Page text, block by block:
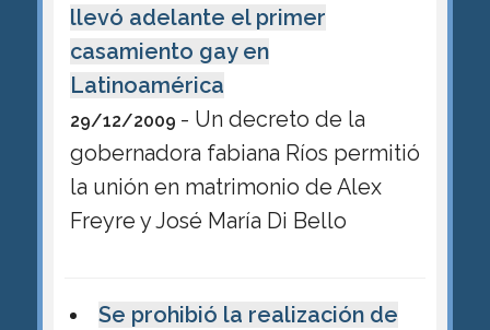
llevó adelante el primer
casamiento gay en
Latinoamérica
29/12/2009 - Un decreto de la
gobernadora fabiana Ríos permitió
la unión en matrimonio de Alex
Freyre y José María Di Bello
Se prohibió la realización de